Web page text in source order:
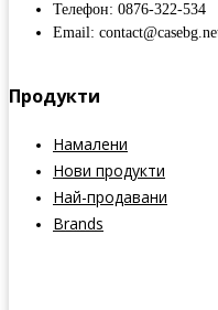
Телефон: 0876-322-534
Email:
Продукти
Намалени
Нови продукти
Най-продавани
Brands